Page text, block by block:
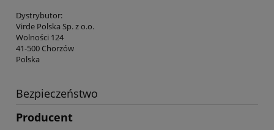
Dystrybutor:
Virde Polska Sp. z o.o.
Wolności 124
41-500 Chorzów
Polska
Bezpieczeństwo
Producent